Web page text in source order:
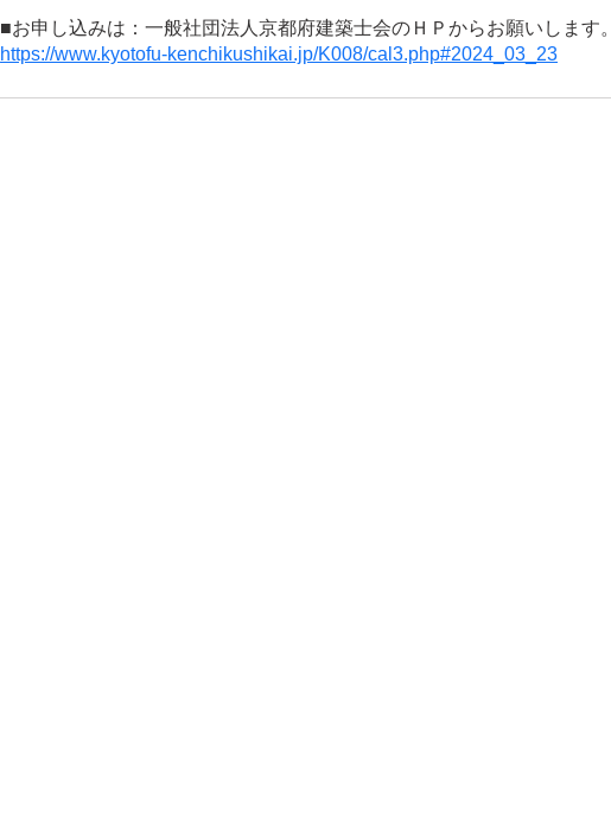
■お申し込みは：一般社団法人京都府建築士会のＨＰからお願いします。
https://www.kyotofu-kenchikushikai.jp/K008/cal3.php#2024_03_23